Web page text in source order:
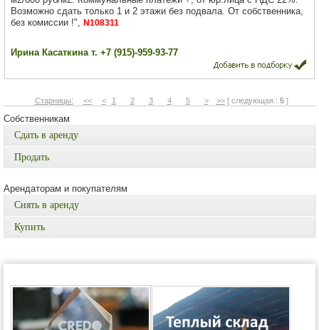
Возможно сдать только 1 и 2 этажи без подвала. От собственника,
без комиссии !", N108311
Ирина Касаткина т. +7 (915)-959-93-77
Старницы: << < 1 2 3 4 5 > >>[ следующая.: 5]
Собственникам
Сдать в аренду
Продать
Арендаторам и покупателям
Снять в аренду
Купить